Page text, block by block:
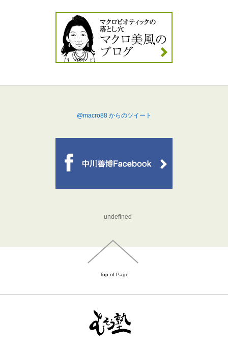
@macro88 からのツイート
undefined
Top of Page